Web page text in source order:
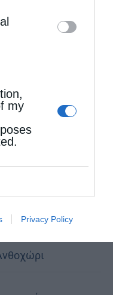
my
Privacy Policy
εξοπλισμού για
όλα τα περίπτερα
μας δείχνει
της σιωπής»